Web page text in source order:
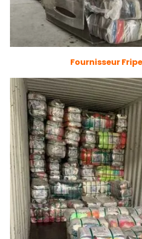
Fournisseur